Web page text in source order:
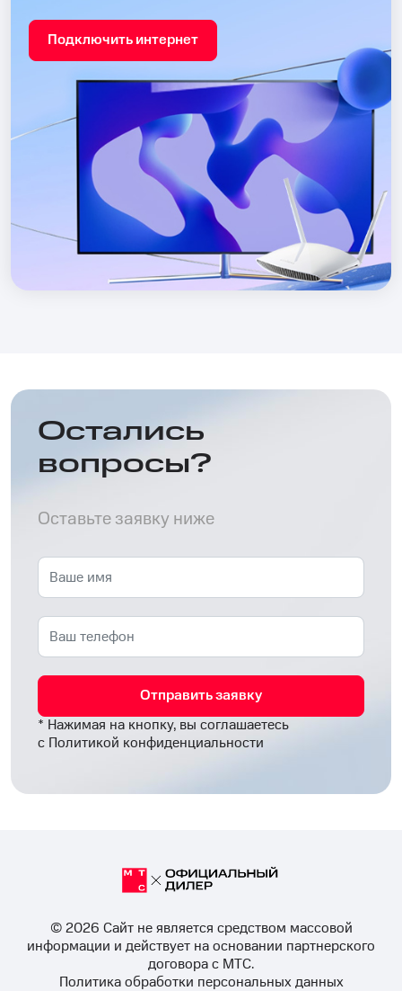
Подключить интернет
Остались
вопросы?
Оставьте заявку ниже
Отправить заявку
* Нажимая на кнопку, вы соглашаетесь
с Политикой конфиденциальности
© 2026 Cайт не является средством массовой
информации и действует на основании партнерского
договора с МТС.
Политика обработки персональных данных